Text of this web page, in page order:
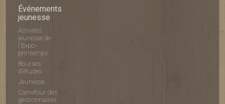
Événements
jeunesse
Activités
jeunesse de
l'Expo-
printemps
Bourses
d'études
Jeunesse
Carrefour des
gestionnaires